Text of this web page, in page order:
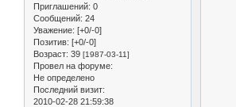
Приглашений: 0
Сообщений: 24
Уважение: [+0/-0]
Позитив: [+0/-0]
Возраст: 39 [1987-03-11]
Провел на форуме:
Не определено
Последний визит:
2010-02-28 21:59:38